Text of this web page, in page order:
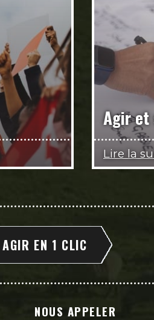
Agir et
Lire la
AGIR EN 1 CLIC
NOUS APPELER